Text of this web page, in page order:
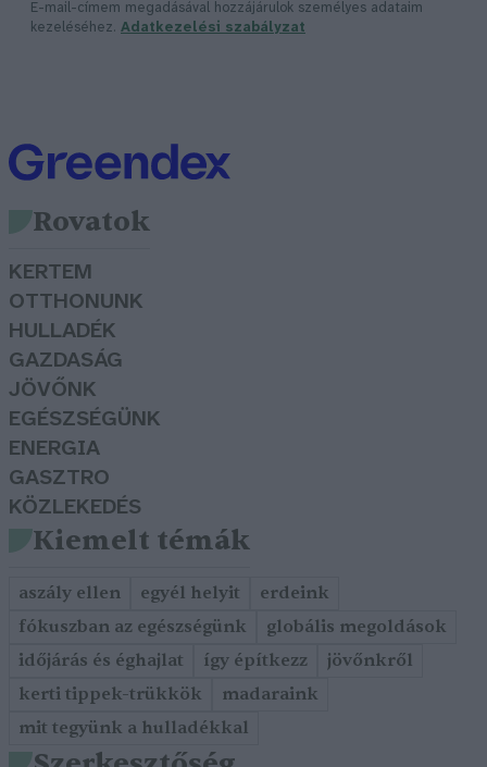
E-mail-címem megadásával hozzájárulok személyes adataim
kezeléséhez. Adatkezelési szabályzat
Rovatok
KERTEM
OTTHONUNK
HULLADÉK
GAZDASÁG
JÖVŐNK
EGÉSZSÉGÜNK
ENERGIA
GASZTRO
KÖZLEKEDÉS
Kiemelt témák
aszály ellen egyél helyit
erdeink
fókuszban az egészségünk
globális megoldások
időjárás és éghajlat
így építkezz
jövőnkről
kerti tippek-trükkök
madaraink
mit tegyünk a hulladékkal